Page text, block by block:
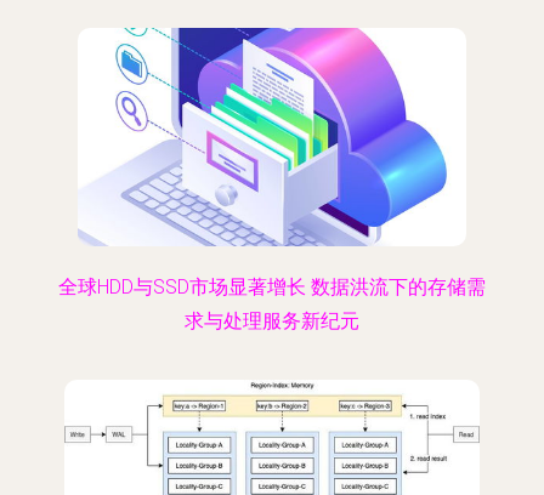
全球HDD与SSD市场显著增长 数据洪流下的存储需
求与处理服务新纪元